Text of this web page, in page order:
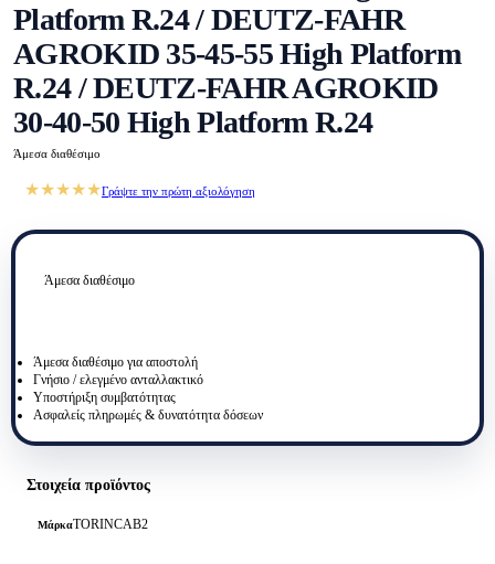
Platform R.24 / DEUTZ-FAHR
AGROKID 35-45-55 High Platform
R.24 / DEUTZ-FAHR AGROKID
30-40-50 High Platform R.24
Άμεσα διαθέσιμο
★★★★★Γράψτε την πρώτη αξιολόγηση
Στοιχεία προϊόντος
ΜάρκαTORINCAB2
Άμεσα διαθέσιμο
Άμεσα διαθέσιμο για αποστολή
Γνήσιο / ελεγμένο ανταλλακτικό
Υποστήριξη συμβατότητας
Ασφαλείς πληρωμές & δυνατότητα δόσεων